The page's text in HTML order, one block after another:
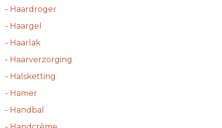
- Haardroger
- Haargel
- Haarlak
- Haarverzorging
- Halsketting
- Hamer
- Handbal